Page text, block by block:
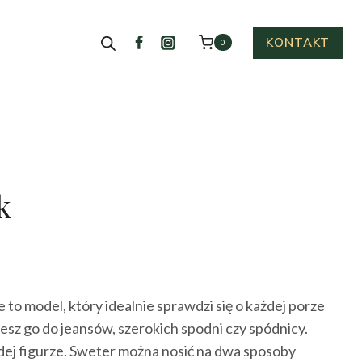
0 KONTAKT
zł.
model, który idealnie sprawdzi się o każdej porze
go do jeansów, szerokich spodni czy spódnicy.
figurze. Sweter można nosić na dwa sposoby